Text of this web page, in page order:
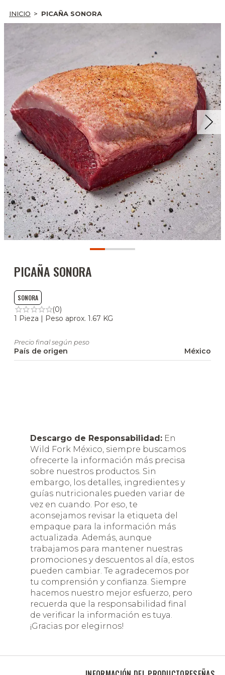
INICIO PICAÑA SONORA
PICAÑA SONORA
SONORA
(0)
1 Pieza | Peso aprox. 1.67 KG
Precio final según peso
País de origen México
Descargo de Responsabilidad: En
Wild Fork México, siempre buscamos
ofrecerte la información más precisa
sobre nuestros productos. Sin
embargo, los detalles, ingredientes y
guías nutricionales pueden variar de
vez en cuando. Por eso, te
aconsejamos revisar la etiqueta del
empaque para la información más
actualizada. Además, aunque
trabajamos para mantener nuestras
promociones y descuentos al día, estos
pueden cambiar. Te agradecemos por
tu comprensión y confianza. Siempre
hacemos nuestro mejor esfuerzo, pero
recuerda que la responsabilidad final
de verificar la información es tuya.
¡Gracias por elegirnos!